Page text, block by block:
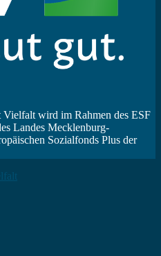
wird im Rahmen des ESF
Landes Mecklenburg-
Sozialfonds Plus der